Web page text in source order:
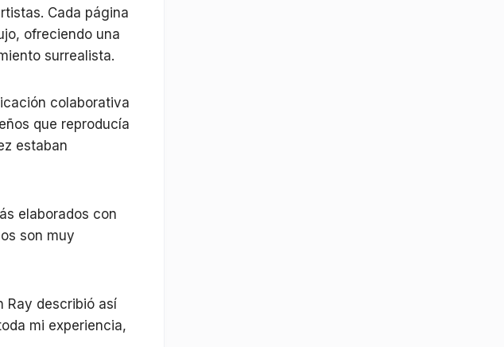
Cada página
ofreciendo una
surrealista.
colaborativa
que reproducía
estaban
elaborados con
son muy
Ray describió así
mi experiencia,